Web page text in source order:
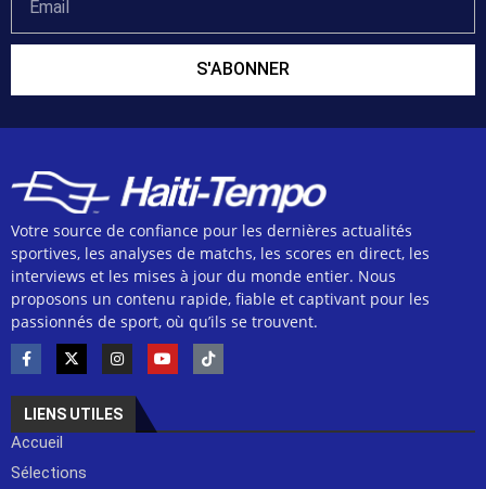
S'ABONNER
Votre source de confiance pour les dernières actualités
sportives, les analyses de matchs, les scores en direct, les
interviews et les mises à jour du monde entier. Nous
proposons un contenu rapide, fiable et captivant pour les
passionnés de sport, où qu’ils se trouvent.
LIENS UTILES
Accueil
Sélections